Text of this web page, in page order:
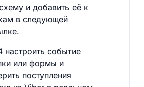
и добавить её к
в следующей
настроить событие
или формы и
поступления